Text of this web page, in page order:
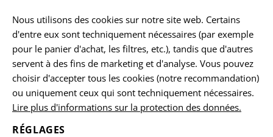
ACCUEIL ARMES À FEU ET ACCESSOIRES FORMATION
SNAP CAP .45 ACP 5-PACK
Nous utilisons des cookies sur notre site web. Certains
d'entre eux sont techniquement nécessaires (par exemple
pour le panier d'achat, les filtres, etc.), tandis que d'autres
servent à des fins de marketing et d'analyse. Vous pouvez
choisir d'accepter tous les cookies (notre recommandation)
ou uniquement ceux qui sont techniquement nécessaires.
Lire plus d'informations sur la protection des données.
RÉGLAGES